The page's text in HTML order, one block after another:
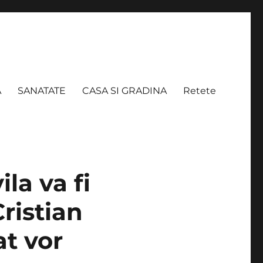
SANATATE CASA SI GRADINA Retete
va fi
vor